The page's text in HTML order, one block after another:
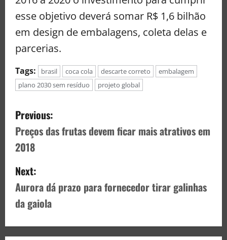
esse objetivo deverá somar R$ 1,6 bilhão
em design de embalagens, coleta delas e
parcerias.
Tags: brasil coca cola descarte correto
embalagem
plano 2030 sem resíduo
projeto global
Previous:
Preços das frutas devem ficar mais atrativos em
2018
Next:
Aurora dá prazo para fornecedor tirar galinhas
da gaiola